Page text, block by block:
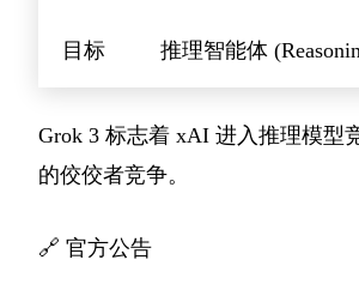
目标 推理智能体
Grok 3 标志着 xAI 进入推理模型
的佼佼者竞争。
🔗 官方公告